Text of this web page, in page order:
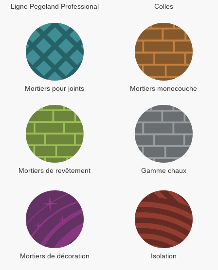
Ligne Pegoland Professional Colles
Mortiers pour joints Mortiers monocouche
Mortiers de revêtement Gamme chaux
Mortiers de décoration Isolation